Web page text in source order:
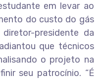
em levar ao
do custo do gás
presidente da
que técnicos
o projeto na
seu patrocínio. “É